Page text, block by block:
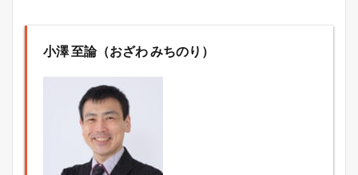
小澤 至論（おざわ みちのり）